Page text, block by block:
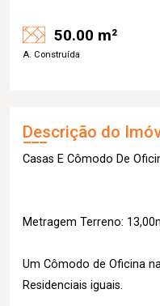
50.00 m²
A. Construída
Descrição do
Casas E Cômodo De
Metragem Terreno:
Um Cômodo de Oficina
Residenciais iguais.